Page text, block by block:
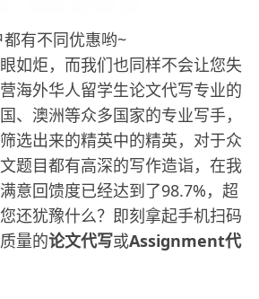
有不同优惠哟~
如炬，而我们也同样不会让您失
海外华人留学生论文代写专业的
、澳洲等众多国家的专业写手，
选出来的精英中的精英，对于众
题目都有高深的写作造诣，在我
意回馈度已经达到了98.7%，超
还犹豫什么？即刻拿起手机扫码
量的论文代写或Assignment代